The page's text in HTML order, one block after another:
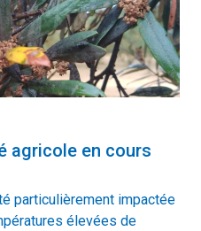
agricole en cours
particulièrement impactée
élevées de